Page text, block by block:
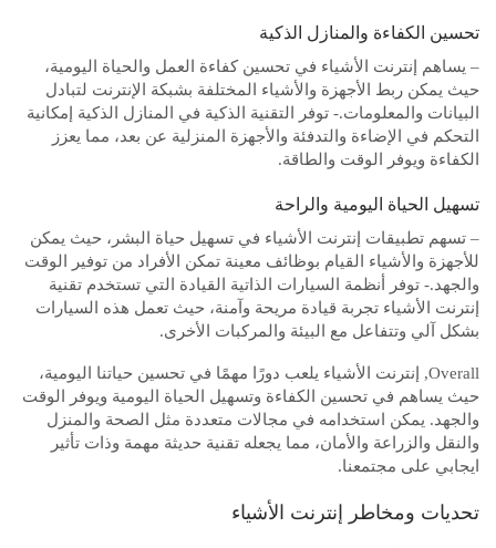
تحسين الكفاءة والمنازل الذكية
– يساهم إنترنت الأشياء في تحسين كفاءة العمل والحياة اليومية،
حيث يمكن ربط الأجهزة والأشياء المختلفة بشبكة الإنترنت لتبادل
البيانات والمعلومات.- توفر التقنية الذكية في المنازل الذكية إمكانية
التحكم في الإضاءة والتدفئة والأجهزة المنزلية عن بعد، مما يعزز
الكفاءة ويوفر الوقت والطاقة.
تسهيل الحياة اليومية والراحة
– تسهم تطبيقات إنترنت الأشياء في تسهيل حياة البشر، حيث يمكن
للأجهزة والأشياء القيام بوظائف معينة تمكن الأفراد من توفير الوقت
والجهد.- توفر أنظمة السيارات الذاتية القيادة التي تستخدم تقنية
إنترنت الأشياء تجربة قيادة مريحة وآمنة، حيث تعمل هذه السيارات
بشكل آلي وتتفاعل مع البيئة والمركبات الأخرى.
Overall, إنترنت الأشياء يلعب دورًا مهمًا في تحسين حياتنا اليومية،
حيث يساهم في تحسين الكفاءة وتسهيل الحياة اليومية ويوفر الوقت
والجهد. يمكن استخدامه في مجالات متعددة مثل الصحة والمنزل
والنقل والزراعة والأمان، مما يجعله تقنية حديثة مهمة وذات تأثير
ايجابي على مجتمعنا.
تحديات ومخاطر إنترنت الأشياء